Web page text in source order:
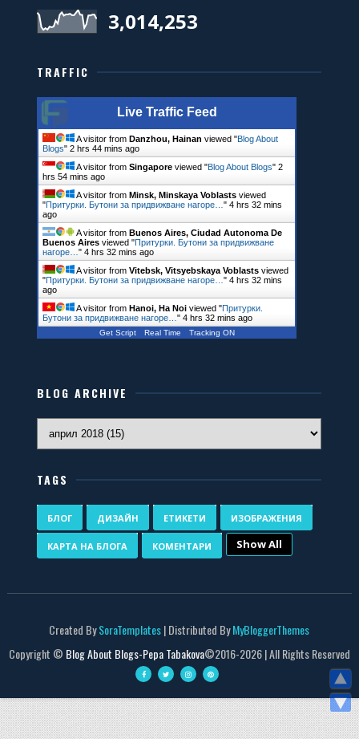
3,014,253
TRAFFIC
Live Traffic Feed
A visitor fromDanzhou, Hainan viewed "Blog About
Blogs"2 hrs 44 mins ago
A visitor fromSingapore viewed "Blog About Blogs"2
hrs 54 mins ago
A visitor fromMinsk, Minskaya Voblasts viewed
"Притурки. Бутони за придвижване нагоре…"4 hrs 32 mins
ago
A visitor fromBuenos Aires, Ciudad Autonoma De
Buenos Aires viewed "Притурки. Бутони за придвижване
нагоре…"4 hrs 32 mins ago
A visitor fromVitebsk, Vitsyebskaya Voblasts viewed
"Притурки. Бутони за придвижване нагоре…"4 hrs 32 mins
ago
A visitor fromHanoi, Ha Noi viewed "Притурки.
Бутони за придвижване нагоре…"4 hrs 32 mins ago
Get Script Real Time Tracking ON
BLOG ARCHIVE
TAGS
БЛОГ ДИЗАЙН ЕТИКЕТИ ИЗОБРАЖЕНИЯ
КАРТА НА БЛОГА КОМЕНТАРИ Show All
Created BySoraTemplates| Distributed ByMyBloggerThemes
Copyright © Blog About Blogs-Pepa Tabakova©2016-2026 | All Rights Reserved